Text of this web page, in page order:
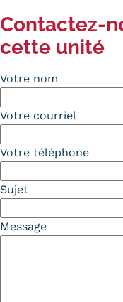
Contactez-
cette unité
Votre nom
Votre courriel
Votre téléphone
Sujet
Message